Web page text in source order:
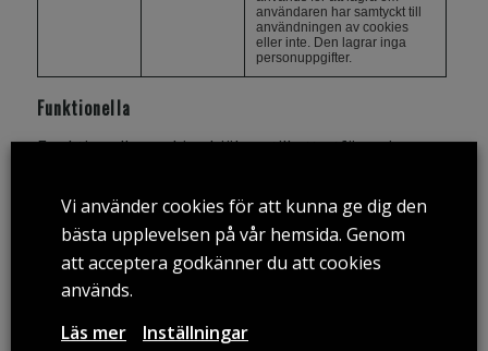
användaren har samtyckt till
användningen av cookies
eller inte. Den lagrar inga
personuppgifter.
Funktionella
Funktionella cookies hjälper till att utföra vissa
på sociala medieplattformar, samla in feedback
och andra tredjepartsfunktioner.
Prestanda
analysera webbplatsens nyckelprestandaindex,
Vi använder cookies för att kunna ge dig den
bästa upplevelsen på vår hemsida. Genom
att acceptera godkänner du att cookies
används.
Läs mer
Inställningar